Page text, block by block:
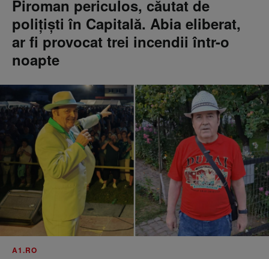
Piroman periculos, căutat de
poliţişti în Capitală. Abia eliberat,
ar fi provocat trei incendii într-o
noapte
A1.RO